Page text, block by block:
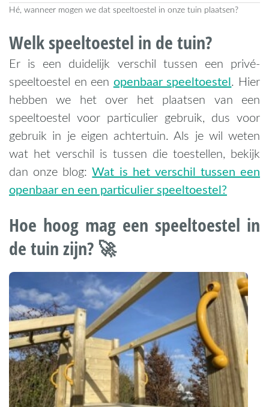
Hé, wanneer mogen we dat speeltoestel in onze tuin plaatsen?
Welk speeltoestel in de tuin?
Er is een duidelijk verschil tussen een privé-
speeltoestel en een openbaar speeltoestel. Hier
hebben we het over het plaatsen van een
speeltoestel voor particulier gebruik, dus voor
gebruik in je eigen achtertuin. Als je wil weten
wat het verschil is tussen die toestellen, bekijk
dan onze blog:Wat is het verschil tussen een
openbaar en een particulier speeltoestel?
Hoe hoog mag een speeltoestel in
de tuin zijn? 🚀